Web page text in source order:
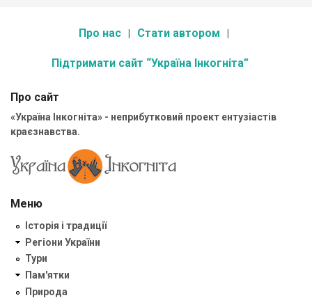
Про нас Стати автором
Підтримати сайт “Україна Інкогніта”
Про сайт
«Україна Інкогніта» - неприбутковий проект ентузіастів
краєзнавства.
Меню
Історія і традиції
Регіони України
Тури
Пам'ятки
Природа